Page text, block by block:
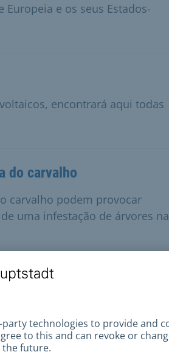
e os seus Estados-
encontrará aqui todas
do carvalho
carvalho podem provocar
uma infestação de árvores na
de outrem
como trabalhador por conta
aqui.